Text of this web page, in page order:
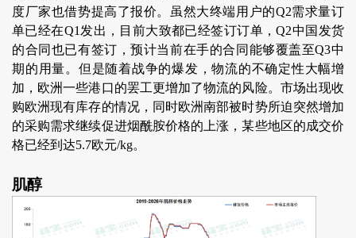
度厂家也借势提高了报价。虽然大终端用户的Q2需求量订
单已经在Q1发出，目前大致都已经签订订单，Q2中国发货
的合同也已有签订，预计当前在手的合同能够覆盖至Q3中
期的用量。但是随着战争的爆发，物流的不确定性大幅增
加，欧洲一些港口的罢工更增加了物流的风险。市场出现收
购欧洲现有库存的情况，同时欧洲南部被时势所迫突然增加
的采购需求继续促进烟酰胺价格的上涨，某些地区的成交价
格已经到达5.7欧元/kg。
肌醇